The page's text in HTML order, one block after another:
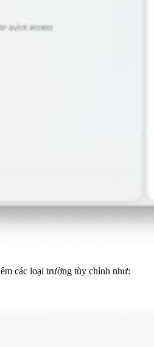
các loại trường tùy chỉnh như: